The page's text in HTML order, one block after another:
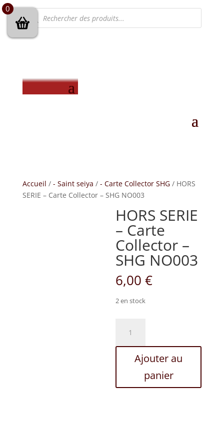
Recherche
de
produits
Accueil / - Saint seiya / - Carte Collector SHG/ HORS
SERIE – Carte Collector – SHG NO003
HORS SERIE
– Carte
Collector –
SHG NO003
6,00€
2 en stock
HORS
Ajouter au
panier
0